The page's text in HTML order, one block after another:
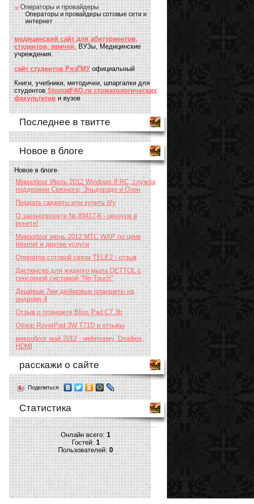
Операторы и провайдеры
Операторы и провайдеры сотовые сети и
интернет
медицинский сайт для абитуриентов,
студентов, врачей.ВУЗы, Медицинские
учреждения.
сайт студентов РязГМУофициальный
Книги, учебники, методички, шпаргалки для
студентов StomatFAQ.ru стоматологических
факультетови вузов
Последнее в твитте
Новое в блоге
Новое в блоге
Микроблог Июль 2012 Windows 8 RC, служба
поддержки Связного, Эльдорадо и Озон
Продать гаджеты или купить б/у
О законопроекте № 89417-6 - цензуре в
рунете!
Микроблог июнь 2012 МТС WAP по цене
Internet и другие услуги
Оператор сотовой связи TELE2 - отзыв
Диспенсер для жидкого мыла DETTOL с
сенсорной системой "No Touch"
Дешёвые 7ми дюймовые планшеты на
андроид 4
Отзыв о планшете Bliss Pad C7.3b
Обзор RoverPad 3W T71D и отзывы
микроблог май 2012 - webmoney, Dropbox,
HDMI
расскажи о сайте
Поделиться
Статистика
Онлайн всего:1
Гостей:1
Пользователей:0